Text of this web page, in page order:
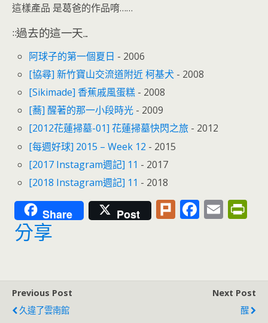
這樣產品 是葛爸的作品唷……
::過去的這一天...
阿球子的第一個夏日 - 2006
[協尋] 新竹寶山交流道附近 柯基犬 - 2008
[Sikimade] 香蕉戚風蛋糕 - 2008
[蕎] 醒著的那一小段時光 - 2009
[2012花蓮掃墓-01] 花蓮掃墓快閃之旅 - 2012
[每週好球] 2015 – Week 12 - 2015
[2017 Instagram週記] 11 - 2017
[2018 Instagram週記] 11 - 2018
Share Post Pl F E
e
n
分享
Previous Post
久違了雲南館
Next Post
醒